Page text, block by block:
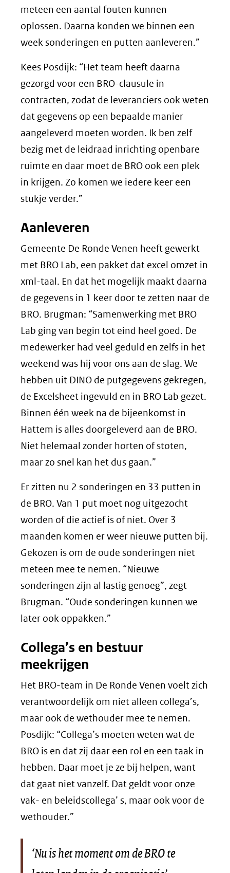
meteen een aantal fouten kunnen
oplossen. Daarna konden we binnen een
week sonderingen en putten aanleveren.”
Kees Posdijk: “Het team heeft daarna
gezorgd voor een BRO-clausule in
contracten, zodat de leveranciers ook weten
dat gegevens op een bepaalde manier
aangeleverd moeten worden. Ik ben zelf
bezig met de leidraad inrichting openbare
ruimte en daar moet de BRO ook een plek
in krijgen. Zo komen we iedere keer een
stukje verder.”
Aanleveren
Gemeente De Ronde Venen heeft gewerkt
met BRO Lab, een pakket dat excel omzet in
xml-taal. En dat het mogelijk maakt daarna
de gegevens in 1 keer door te zetten naar de
BRO. Brugman: “Samenwerking met BRO
Lab ging van begin tot eind heel goed. De
medewerker had veel geduld en zelfs in het
weekend was hij voor ons aan de slag. We
hebben uit DINO de putgegevens gekregen,
de Excelsheet ingevuld en in BRO Lab gezet.
Binnen één week na de bijeenkomst in
Hattem is alles doorgeleverd aan de BRO.
Niet helemaal zonder horten of stoten,
maar zo snel kan het dus gaan.”
Er zitten nu 2 sonderingen en 33 putten in
de BRO. Van 1 put moet nog uitgezocht
worden of die actief is of niet. Over 3
maanden komen er weer nieuwe putten bij.
Gekozen is om de oude sonderingen niet
meteen mee te nemen. “Nieuwe
sonderingen zijn al lastig genoeg”, zegt
Brugman. “Oude sonderingen kunnen we
later ook oppakken.”
Collega’s en bestuur
meekrijgen
Het BRO-team in De Ronde Venen voelt zich
verantwoordelijk om niet alleen collega’s,
maar ook de wethouder mee te nemen.
Posdijk: “Collega’s moeten weten wat de
BRO is en dat zij daar een rol en een taak in
hebben. Daar moet je ze bij helpen, want
dat gaat niet vanzelf. Dat geldt voor onze
vak- en beleidscollega’ s, maar ook voor de
wethouder.”
‘Nu is het moment om de BRO te